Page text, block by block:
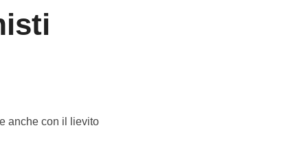
anche con il lievito